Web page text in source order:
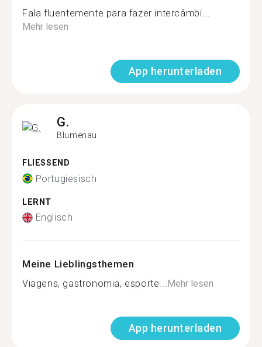
Fala fluentemente para fazer intercâmbi...
Mehr lesen
App herunterladen
G.
Blumenau
FLIESSEND
Portugiesisch
LERNT
Englisch
Meine Lieblingsthemen
Viagens, gastronomia, esporte...Mehr lesen
App herunterladen